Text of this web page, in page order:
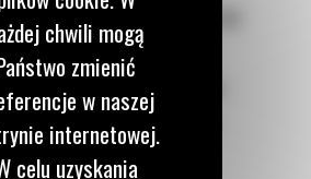
charakterystyczną
jakość wykonania.
oraz sprytnie odchylane
ułatwiają szybki dostęp
chwili mogą
zmienić
w naszej
internetowej.
celu uzyskania